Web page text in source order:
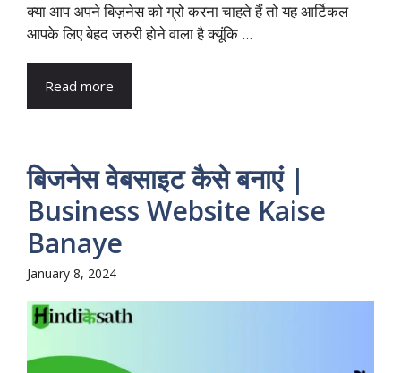
क्या आप अपने बिज़नेस को ग्रो करना चाहते हैं तो यह आर्टिकल
आपके लिए बेहद जरुरी होने वाला है क्यूंकि ...
Read more
बिजनेस वेबसाइट कैसे बनाएं |
Business Website Kaise
Banaye
January 8, 2024